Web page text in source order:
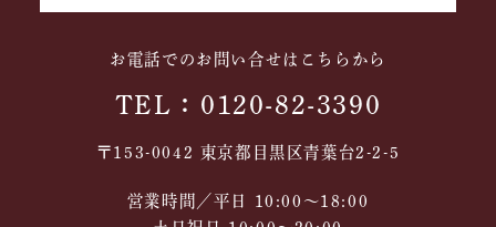
お電話でのお問い合せはこちらから
TEL：0120-82-3390
〒153-0042 東京都目黒区青葉台2-2-5
営業時間／平日 10:00～18:00